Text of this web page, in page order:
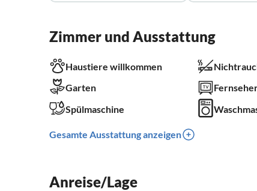
Zimmer und Ausstattung
Haustiere willkommen
Garten
Spülmaschine
Gesamte Ausstattung anzeigen
Anreise/Lage